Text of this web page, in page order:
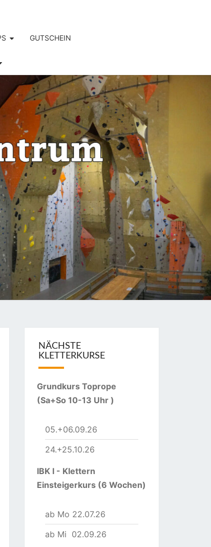
GUTSCHEIN
NÄCHSTE
KLETTERKURSE
Grundkurs Toprope
(Sa+So 10-13 Uhr )
05.+06.09.26
24.+25.10.26
IBK I - Klettern
Einsteigerkurs (6 Wochen)
ab Mo 22.07.26
ab Mi 02.09.26